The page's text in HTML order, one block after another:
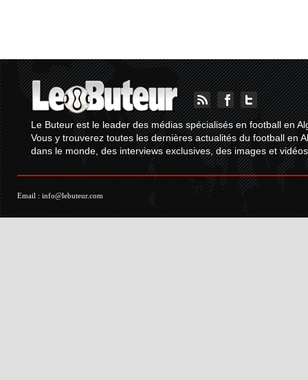
Le Buteur est le leader des médias spécialisés en football en
Vous y trouverez toutes les dernières actualités du football en
dans le monde, des interviews exclusives, des images et
Email : info@lebuteur.com